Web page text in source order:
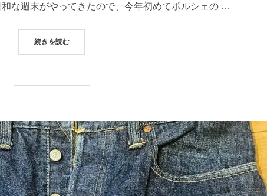
な週末がやってきたので、今年初めてポルシェの …
続きを読む“CARCLUBが手がける「ASTA」のボディカバーが秀逸すぎた”